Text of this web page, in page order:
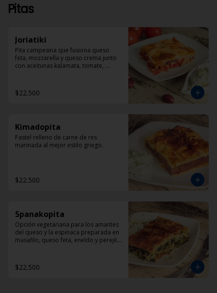
Pitas
Joriatiki
Pita campesina que fusiona queso
feta, mozzarella y queso crema junto
con aceitunas kalamata, tomate,
$22.500
Kimadopita
Pastel relleno de carne de res
marinada al mejor estilo griego.
$22.500
Spanakopita
Opción vegetariana para los amantes
del queso y la espinaca preparada en
masafilo, queso feta, eneldo y perejil.
$22.500